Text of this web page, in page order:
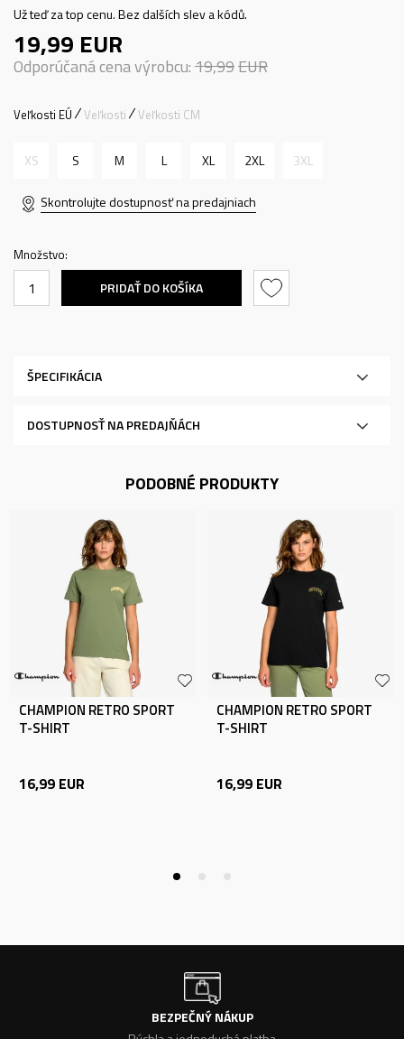
Už teď za top cenu. Bez dalších slev a kódů.
19,99 EUR
Odporúčaná cena výrobcu:19,99EUR
Veľkosti EÚ Veľkosti Veľkosti CM
XS S M L XL 2XL 3XL
Skontrolujte dostupnosť na predajniach
Množstvo:
PRIDAŤ DO KOŠÍKA
ŠPECIFIKÁCIA
DOSTUPNOSŤ NA PREDAJŇÁCH
PODOBNÉ PRODUKTY
CHAMPION RETRO SPORT
T-SHIRT
16,99 EUR
CHAMPION RETRO SPORT
T-SHIRT
16,99 EUR
BEZPEČNÝ NÁKUP